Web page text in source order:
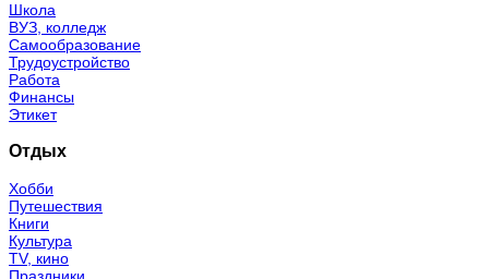
Школа
ВУЗ, колледж
Самообразование
Трудоустройство
Работа
Финансы
Этикет
Отдых
Хобби
Путешествия
Книги
Культура
TV, кино
Праздники